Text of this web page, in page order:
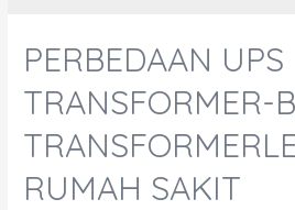
PERBEDAAN UPS
TRANSFORMER-
RUMAH SAKIT